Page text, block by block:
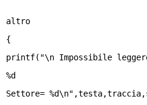
altro
{
printf("\n Impossibile leggere
%d
Settore=